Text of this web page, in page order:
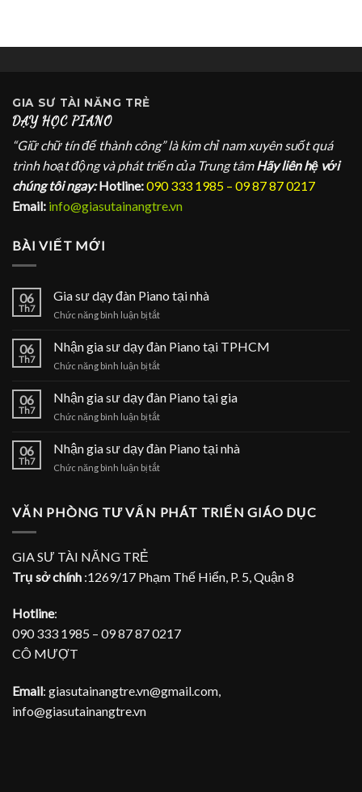
GIA SƯ TÀI NĂNG TRẺ
DẠY HỌC PIANO
“Giữ chữ tín để thành công” là kim chỉ nam xuyên suốt quá
trình hoạt động và phát triển của Trung tâm Hãy liên hệ với
chúng tôi ngay: Hotline:090 333 1985 – 09 87 87 0217
Email: info@giasutainangtre.vn
BÀI VIẾT MỚI
06
Th7
Gia sư dạy đàn Piano tại nhà
Chức năng bình luận bị tắtở
dạy
đàn
tại
06
Th7
Nhận gia sư dạy đàn Piano tại TPHCM
Chức năng bình luận bị tắtở
gia
sư
dạy
Piano
TPHCM
06
Th7
Nhận gia sư dạy đàn Piano tại gia
Chức năng bình luận bị tắtở
gia
sư
dạy
tại
06
Th7
Nhận gia sư dạy đàn Piano tại nhà
Chức năng bình luận bị tắtở
sư
nhà
VĂN PHÒNG TƯ VẤN PHÁT TRIỂN GIÁO DỤC
GIA SƯ TÀI NĂNG TRẺ
Trụ sở chính :1269/17 Phạm Thế Hiển, P. 5, Quận 8
Hotline:
090 333 1985 – 09 87 87 0217
CÔ MƯỢT
Email: giasutainangtre.vn@gmail.com,
info@giasutainangtre.vn